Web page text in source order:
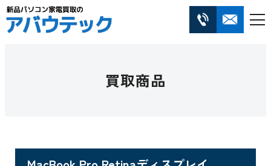
買取商品